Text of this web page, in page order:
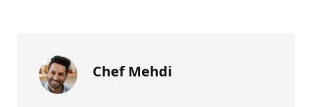
Chef Mehdi